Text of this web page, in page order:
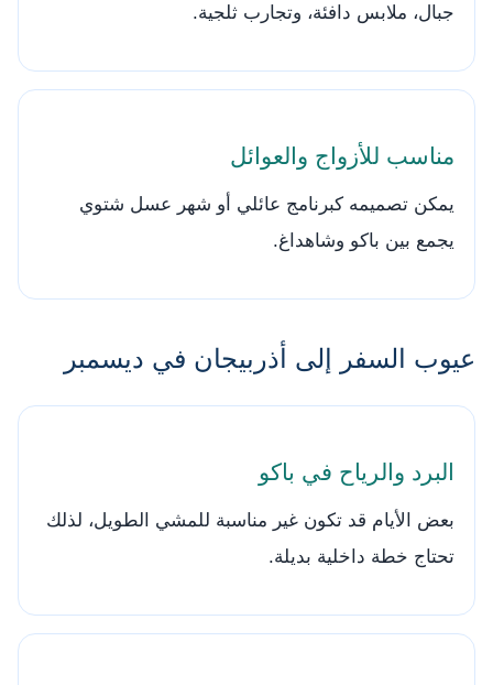
جبال، ملابس دافئة، وتجارب ثلجية.
مناسب للأزواج والعوائل
يمكن تصميمه كبرنامج عائلي أو شهر عسل شتوي
يجمع بين باكو وشاهداغ.
عيوب السفر إلى أذربيجان في ديسمبر
البرد والرياح في باكو
بعض الأيام قد تكون غير مناسبة للمشي الطويل، لذلك
تحتاج خطة داخلية بديلة.